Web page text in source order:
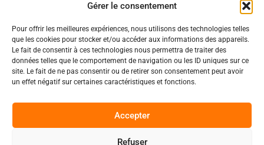
Gérer le consentement
Pour offrir les meilleures expériences, nous utilisons des technologies telles
que les cookies pour stocker et/ou accéder aux informations des appareils.
Le fait de consentir à ces technologies nous permettra de traiter des
données telles que le comportement de navigation ou les ID uniques sur ce
site. Le fait de ne pas consentir ou de retirer son consentement peut avoir
un effet négatif sur certaines caractéristiques et fonctions.
Accepter
Refuser
Nos pages
Nos évènements
Nous contacter
Politiques
Politique de confidentialité
Nos conditions de vente et livraison
Code de conduite